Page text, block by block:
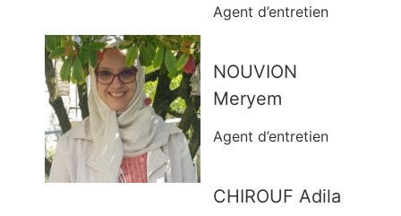
Agent d’entretien
NOUVION
Meryem
Agent d’entretien
CHIROUF Adila